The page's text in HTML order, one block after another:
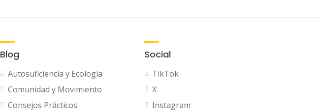
Blog
Autosuficiencia y Ecología
Comunidad y Movimiento
Consejos Prácticos
Social
TikTok
X
Instagram